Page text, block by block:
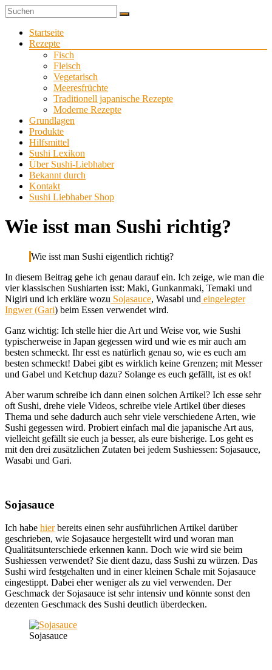
Zum
Inhalt
springen
Sushi-
Liebhaber
Sushi
selber
Menü
Startseite
Rezepte
Fisch
Fleisch
Vegetarisch
Meeresfrüchte
Traditionell japanische Rezepte
Moderne Rezepte
Grundlagen
Produkte
Hilfsmittel
Sushi Lexikon
Über Sushi-Liebhaber
Bekannt durch
Kontakt
Sushi Liebhaber Shop
Wie isst man Sushi richtig?
Wie isst man Sushi eigentlich richtig?
In diesem Beitrag gehe ich genau darauf ein. Ich zeige, wie man die
vier klassischen Sushiarten isst: Maki, Gunkanmaki, Temaki und
Nigiri und ich erkläre wozu Sojasauce, Wasabi und eingelegter
Ingwer (Gari) beim Essen verwendet wird.
Ganz wichtig: Ich stelle hier die Art und Weise vor, wie Sushi
typischerweise in Japan gegessen wird und wie es mir auch am
besten schmeckt. Ihr esst es natürlich genau so, wie es euch am
besten schmeckt! Dabei gibt es wirklich keine Grenzen; mit Messer
und Gabel und Ketchup dazu? Solange es euch gefällt, ist es ok!
Aber warum schreibe ich dann einen solchen Artikel? Ich esse sehr
oft Sushi, drehe viele Videos, schreibe viele Artikel über dieses
Thema und sehe dadurch auch sehr viele verschiedene Arten, wie
Sushi gegessen wird. Probiert einfach mal die japanische Art aus,
vielleicht gefällt sie euch ja besser, als eure bisherige. Los geht es
mit den drei zusätzlichen Zutaten bei jedem Sushiessen: Sojasauce,
Wasabi und Gari.
Sojasauce
Ich habe hierbereits einen sehr ausführlichen Artikel darüber
geschrieben, wie Sojasauce hergestellt wird und woran man
Qualitätsunterschiede erkennen kann. Doch wie wird sie beim
Sushiessen verwendet? Sie dient dazu, dass Sushi zu würzen. Das
Sushi wird festgehalten und in einer kleinen Schale mit Sojasauce
eingestippt. Dabei eher weniger als zu viel verwenden. Der
Geschmack der Sojasauce ist sehr intensiv und könnte sonst den
dezenten Geschmack des Sushi deutlich überdecken.
Sojasauce